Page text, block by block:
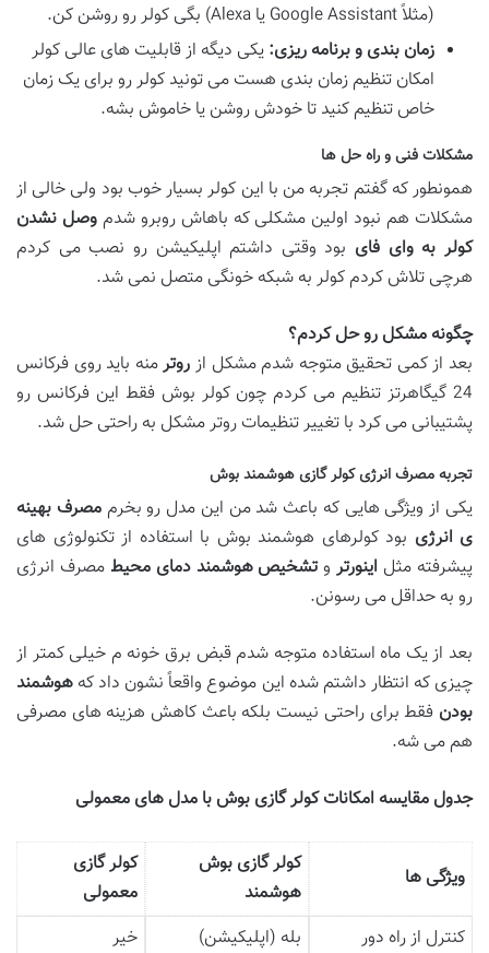
(مثلاً Google Assistant یا Alexa) بگی کولر رو روشن کن.
زمان بندی و برنامه ریزی: یکی دیگه از قابلیت های عالی کولر
امکان تنظیم زمان بندی هست می تونید کولر رو برای یک زمان
خاص تنظیم کنید تا خودش روشن یا خاموش بشه.
مشکلات فنی و راه حل ها
همونطور که گفتم تجربه من با این کولر بسیار خوب بود ولی خالی از
مشکلات هم نبود اولین مشکلی که باهاش روبرو شدموصل نشدن
کولر به وای فای بود وقتی داشتم اپلیکیشن رو نصب می کردم
هرچی تلاش کردم کولر به شبکه خونگی متصل نمی شد.
چگونه مشکل رو حل کردم؟
بعد از کمی تحقیق متوجه شدم مشکل از روترمنه باید روی فرکانس
24 گیگاهرتز تنظیم می کردم چون کولر بوش فقط این فرکانس رو
پشتیبانی می کرد با تغییر تنظیمات روتر مشکل به راحتی حل شد.
تجربه مصرف انرژی کولر گازی هوشمند بوش
یکی از ویژگی هایی که باعث شد من این مدل رو بخرممصرف بهینه
ی انرژی بود کولرهای هوشمند بوش با استفاده از تکنولوژی های
پیشرفته مثل اینورتروتشخیص هوشمند دمای محیط مصرف انرژی
رو به حداقل می رسونن.
بعد از یک ماه استفاده متوجه شدم قبض برق خونه م خیلی کمتر از
چیزی که انتظار داشتم شده این موضوع واقعاً نشون داد که هوشمند
بودن فقط برای راحتی نیست بلکه باعث کاهش هزینه های مصرفی
هم می شه.
جدول مقایسه امکانات کولر گازی بوش با مدل های معمولی
ویژگی ها
کولر گازی بوش
هوشمند
کولر گازی
معمولی
کنترل از راه دور
بله (اپلیکیشن)
خیر